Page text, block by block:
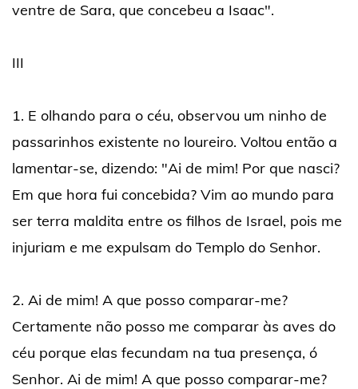
ventre de Sara, que concebeu a Isaac".
III
1. E olhando para o céu, observou um ninho de
passarinhos existente no loureiro. Voltou então a
lamentar-se, dizendo: "Ai de mim! Por que nasci?
Em que hora fui concebida? Vim ao mundo para
ser terra maldita entre os filhos de Israel, pois me
injuriam e me expulsam do Templo do Senhor.
2. Ai de mim! A que posso comparar-me?
Certamente não posso me comparar às aves do
céu porque elas fecundam na tua presença, ó
Senhor. Ai de mim! A que posso comparar-me?